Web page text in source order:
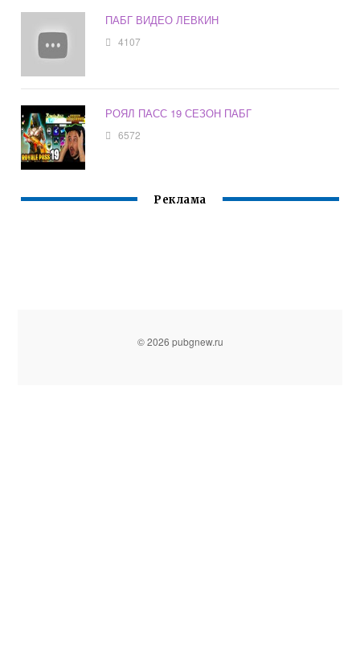
ПАБГ ВИДЕО ЛЕВКИН
4107
РОЯЛ ПАСС 19 СЕЗОН ПАБГ
6572
Реклама
© 2026 pubgnew.ru